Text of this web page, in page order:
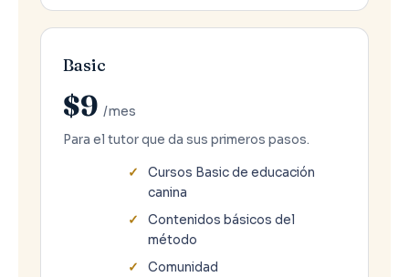
Basic
$9 /mes
Para el tutor que da sus primeros pasos.
Cursos Basic de educación
canina
Contenidos básicos del
método
Comunidad